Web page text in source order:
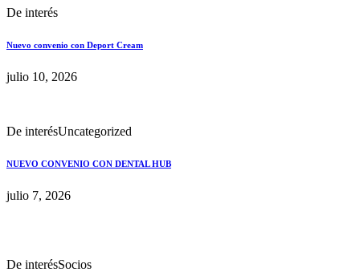
De interés
Nuevo convenio con Deport Cream
julio 10, 2026
De interésUncategorized
NUEVO CONVENIO CON DENTAL HUB
julio 7, 2026
De interésSocios